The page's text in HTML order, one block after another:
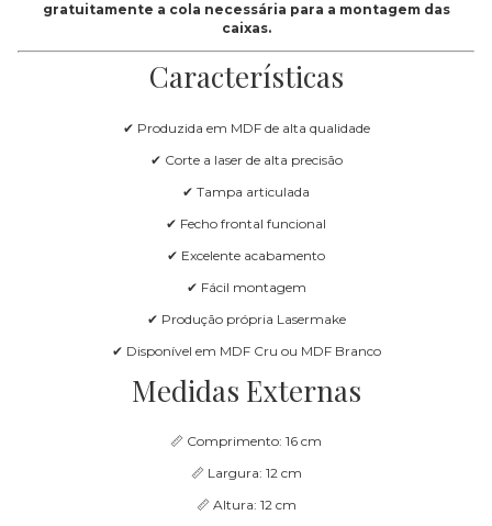
gratuitamente a cola necessária para a montagem das
caixas.
Características
✔ Produzida em MDF de alta qualidade
✔ Corte a laser de alta precisão
✔ Tampa articulada
✔ Fecho frontal funcional
✔ Excelente acabamento
✔ Fácil montagem
✔ Produção própria Lasermake
✔ Disponível em MDF Cru ou MDF Branco
Medidas Externas
📏 Comprimento: 16 cm
📏 Largura: 12 cm
📏 Altura: 12 cm